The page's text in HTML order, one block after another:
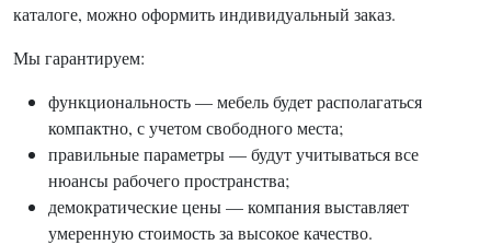
каталоге, можно оформить индивидуальный заказ.
Мы гарантируем:
функциональность — мебель будет располагаться
компактно, с учетом свободного места;
правильные параметры — будут учитываться все
нюансы рабочего пространства;
демократические цены — компания выставляет
умеренную стоимость за высокое качество.